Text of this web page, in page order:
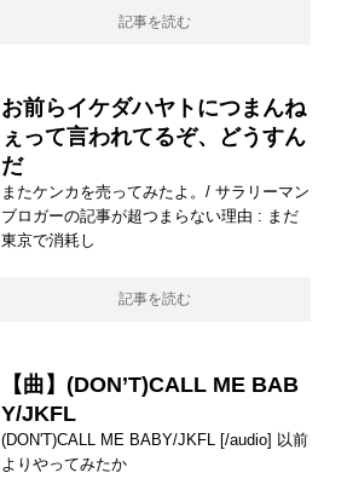
記事を読む
お前らイケダハヤトにつまんね
ぇって言われてるぞ、どうすん
だ
またケンカを売ってみたよ。/ サラリーマン
ブロガーの記事が超つまらない理由 : まだ
東京で消耗し
記事を読む
【曲】(DON’T)CALL ME BAB
Y/JKFL
(DON'T)CALL ME BABY/JKFL [/audio] 以前
よりやってみたか